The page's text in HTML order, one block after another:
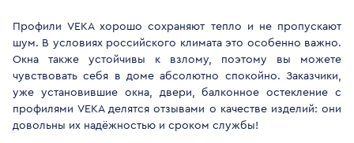
Профили VEKA хорошо сохраняют тепло и не пропускают
шум. В условиях российского климата это особенно важно.
Окна также устойчивы к взлому, поэтому вы можете
чувствовать себя в доме абсолютно спокойно. Заказчики,
уже установившие окна, двери, балконное остекление с
профилями VEKA делятся отзывами о качестве изделий: они
довольны их надёжностью и сроком службы!